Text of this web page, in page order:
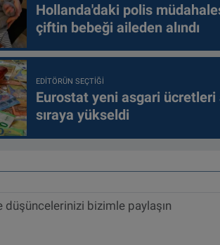
Hollanda'daki polis
çiftin bebeği aileden alındı
EDITÖRÜN SEÇTIĞI
Eurostat yeni asgari ücretleri
sıraya yükseldi